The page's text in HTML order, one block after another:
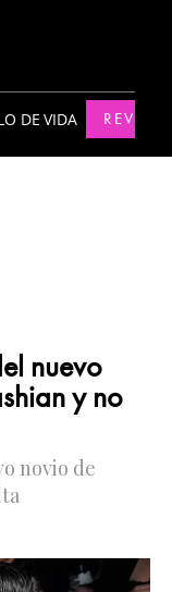
DE VIDA
nuevo
y no
novio de